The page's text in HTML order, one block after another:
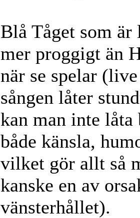
Blå Tåget som är
mer proggigt än
när se spelar
sången låter
kan man inte
både känsla,
vilket gör allt så
kanske en av
vänsterhållet).